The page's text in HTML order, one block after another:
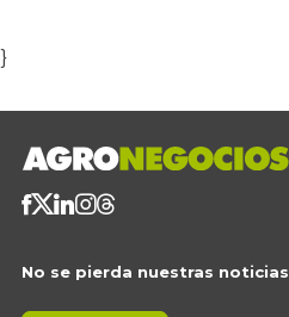
}
No se pierda nuestras noticias